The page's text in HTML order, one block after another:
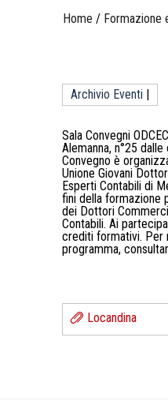
Home / Formazione
Archivio Eventi
Sala Convegni
Alemanna, n°25 dalle
Convegno è
Unione Giovani
Esperti Contabili di
fini della formazione
dei Dottori
Contabili. Ai
crediti formativi. Per
programma,
Locandina